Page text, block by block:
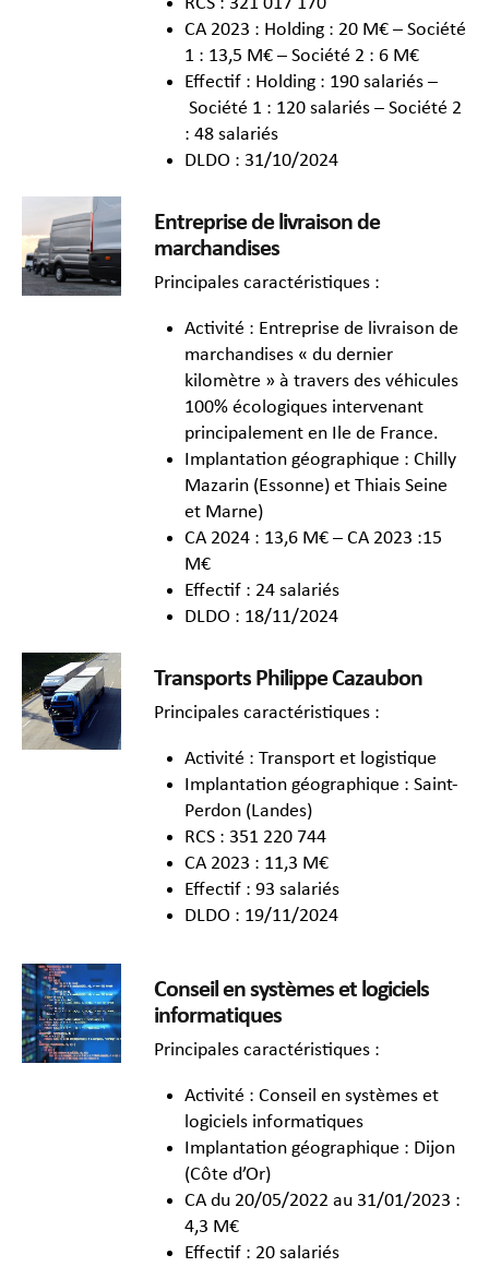
CA 2023 : Holding : 20 M€ – Société
1 : 13,5 M€ – Société 2 : 6 M€
Effectif : Holding : 190 salariés –
Société 1 : 120 salariés – Société 2
: 48 salariés
DLDO : 31/10/2024
Entreprise de livraison de
marchandises
Principales caractéristiques :
Activité : Entreprise de livraison de
marchandises « du dernier
kilomètre » à travers des véhicules
100% écologiques intervenant
principalement en Ile de France.
Implantation géographique : Chilly
Mazarin (Essonne) et Thiais Seine
et Marne)
CA 2024 : 13,6 M€ – CA 2023 :15
M€
Effectif : 24 salariés
DLDO : 18/11/2024
Transports Philippe Cazaubon
Principales caractéristiques :
Activité : Transport et logistique
Implantation géographique : Saint-
Perdon (Landes)
RCS : 351 220 744
CA 2023 : 11,3 M€
Effectif : 93 salariés
DLDO : 19/11/2024
Conseil en systèmes et logiciels
informatiques
Principales caractéristiques :
Activité : Conseil en systèmes et
logiciels informatiques
Implantation géographique : Dijon
(Côte d’Or)
CA du 20/05/2022 au 31/01/2023 :
4,3 M€
Effectif : 20 salariés